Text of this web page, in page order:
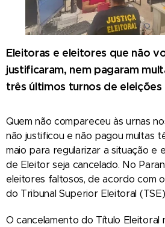
Eleitoras e eleitores que não
justificaram, nem pagaram
três últimos turnos de eleições
Quem não compareceu às urnas
não justificou e não pagou multas
maio para regularizar a situação e
de Eleitor seja cancelado. No
eleitores faltosos, de acordo com
do Tribunal Superior Eleitoral
O cancelamento do Título Eleitoral